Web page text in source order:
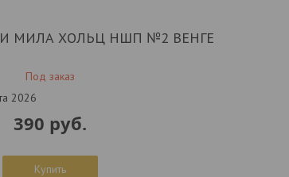
МИЛА ХОЛЬЦ НШП №2 ВЕНГЕ
Под заказ
2026
390 руб.
Купить